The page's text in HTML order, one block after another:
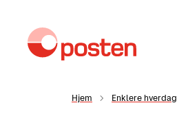
Hjem Enklere hverdag